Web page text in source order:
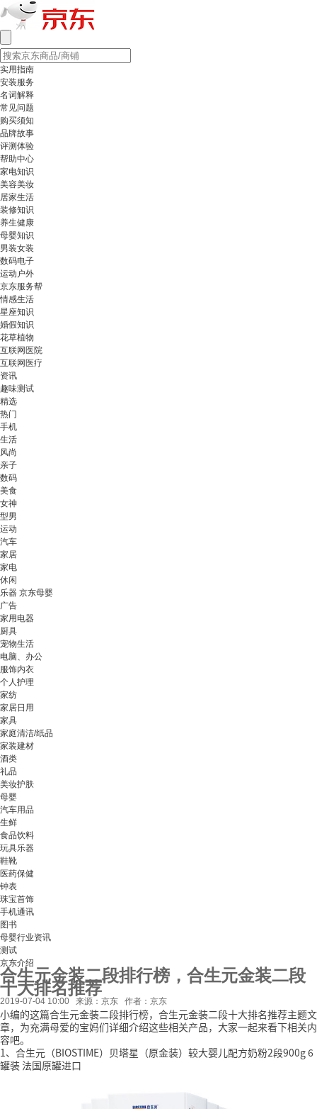
实用指南
安装服务
名词解释
常见问题
购买须知
品牌故事
评测体验
帮助中心
家电知识
美容美妆
居家生活
装修知识
养生健康
母婴知识
男装女装
数码电子
运动户外
京东服务帮
情感生活
星座知识
婚假知识
花草植物
互联网医院
互联网医疗
资讯
趣味测试
精选
热门
手机
生活
风尚
亲子
数码
美食
女神
型男
运动
汽车
家居
家电
休闲
乐器 京东母婴
广告
家用电器
厨具
宠物生活
电脑、办公
服饰内衣
个人护理
家纺
家居日用
家具
家庭清洁/纸品
家装建材
酒类
礼品
美妆护肤
母婴
汽车用品
生鲜
食品饮料
玩具乐器
鞋靴
医药保健
钟表
珠宝首饰
手机通讯
图书
母婴行业资讯
测试
京东介绍
合生元金装二段排行榜，合生元金装二段
十大排名推荐
2019-07-04 10:00 来源：京东 作者：京东
小编的这篇合生元金装二段排行榜，合生元金装二段十大排名推荐主题文
章，为充满母爱的宝妈们详细介绍这些相关产品，大家一起来看下相关内
容吧。
1、合生元（BIOSTIME）贝塔星（原金装）较大婴儿配方奶粉2段900g 6
罐装 法国原罐进口